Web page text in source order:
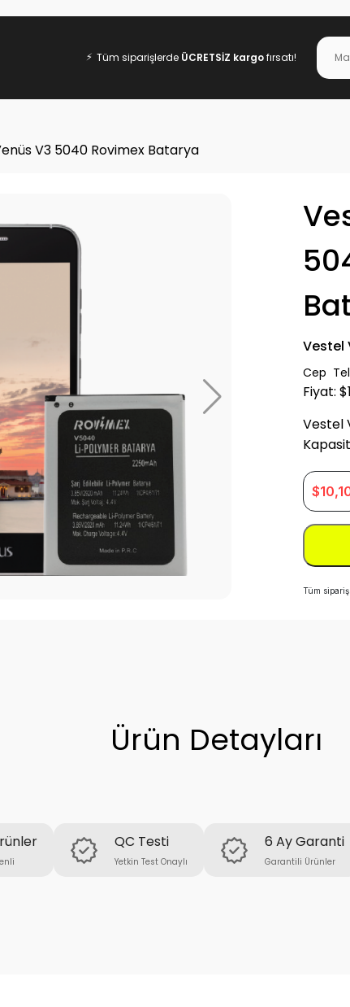
⚡ Tüm siparişlerde ÜCRETSİZ kargofırsatı!
V3 5040 Rovimex Batarya
Vestel
Cep
Fiyat:
Vestel
$
Tüm
Ürün Detayları
QC Testi
Yetkin Test Onaylı
6 Ay Garanti
Garantili Ürünler